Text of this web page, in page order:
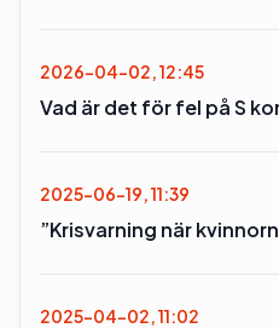
2026-04-02, 12:45
Vad är det för fel på S
2025-06-19, 11:39
”Krisvarning när
2025-04-02, 11:02